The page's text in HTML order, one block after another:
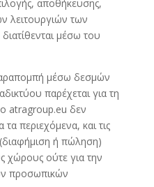
αποθήκευσης,
λειτουργιών των
μέσω του
μέσω δεσμών
παρέχεται για τη
atragroup.eu δεν
περιεχόμενα, και τις
ή πώληση)
χώρους ούτε για την
προσωπικών